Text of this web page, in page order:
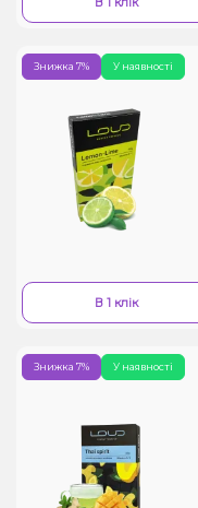
У наявності
Знижка 7%
В 1 клік
У наявності
Знижка 7%